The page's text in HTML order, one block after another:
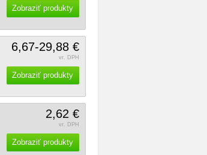
Zobraziť produkty
6,67-29,88 €
vr. DPH
Zobraziť produkty
2,62 €
vr. DPH
Zobraziť produkty